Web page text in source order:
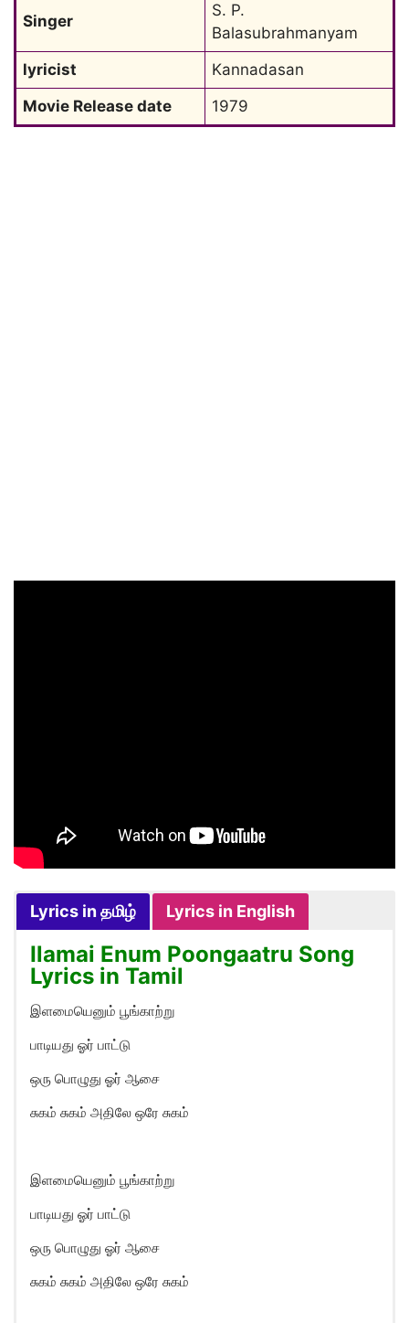
Singer
S. P.
Balasubrahmanyam
lyricist
Kannadasan
Movie Release date
1979
Lyrics in தமிழ் Lyrics in English
Ilamai Enum Poongaatru Song
Lyrics in Tamil
இளமையெனும் பூங்காற்று
பாடியது ஓர் பாட்டு
ஒரு பொழுது ஓர் ஆசை
சுகம் சுகம் அதிலே ஒரே சுகம்
இளமையெனும் பூங்காற்று
பாடியது ஓர் பாட்டு
ஒரு பொழுது ஓர் ஆசை
சுகம் சுகம் அதிலே ஒரே சுகம்